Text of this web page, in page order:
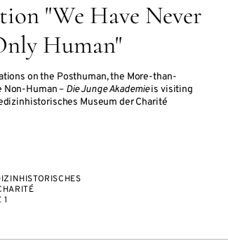
"We Have Never
Human"
on the Posthuman, the More-than-
Non-Human – Die Junge Akademieis visiting
Museum der Charité
1